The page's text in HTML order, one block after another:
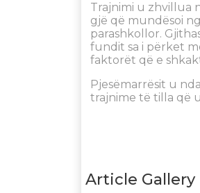
Trajnimi u zhvillua
gjë që mundësoi
parashkollor.
fundit sa i përket
faktorët që e
Pjesëmarrësit u
trajnime të tilla që
Article Gallery